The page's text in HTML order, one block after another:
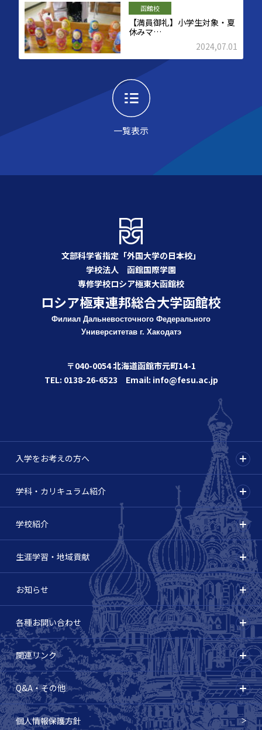
一覧表示
函館校
【満員御礼】小学生対象・夏
休みマ…
2024,07.01
文部科学省指定「外国大学の日本校」
学校法人 函館国際学園
専修学校ロシア極東大函館校
ロシア極東連邦総合大学函館校
Филиал Дальневосточного Федерального
Университетав г. Хакодатэ
〒040-0054 北海道函館市元町14-1
TEL: 0138-26-6523 Email: info@fesu.ac.jp
入学をお考えの方へ
学科・カリキュラム紹介
学校紹介
生涯学習・地域貢献
お知らせ
各種お問い合わせ
関連リンク
Q&A・その他
個人情報保護方針